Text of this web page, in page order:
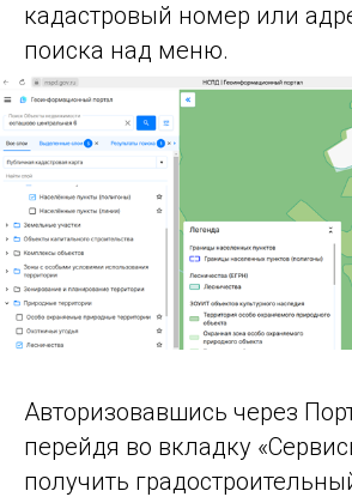
кадастровый номер или
поиска над меню.
Авторизовавшись через
перейдя во вкладку
получить